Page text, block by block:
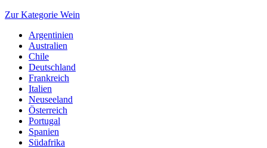
Zur Kategorie Wein
Argentinien
Australien
Chile
Deutschland
Frankreich
Italien
Neuseeland
Österreich
Portugal
Spanien
Südafrika